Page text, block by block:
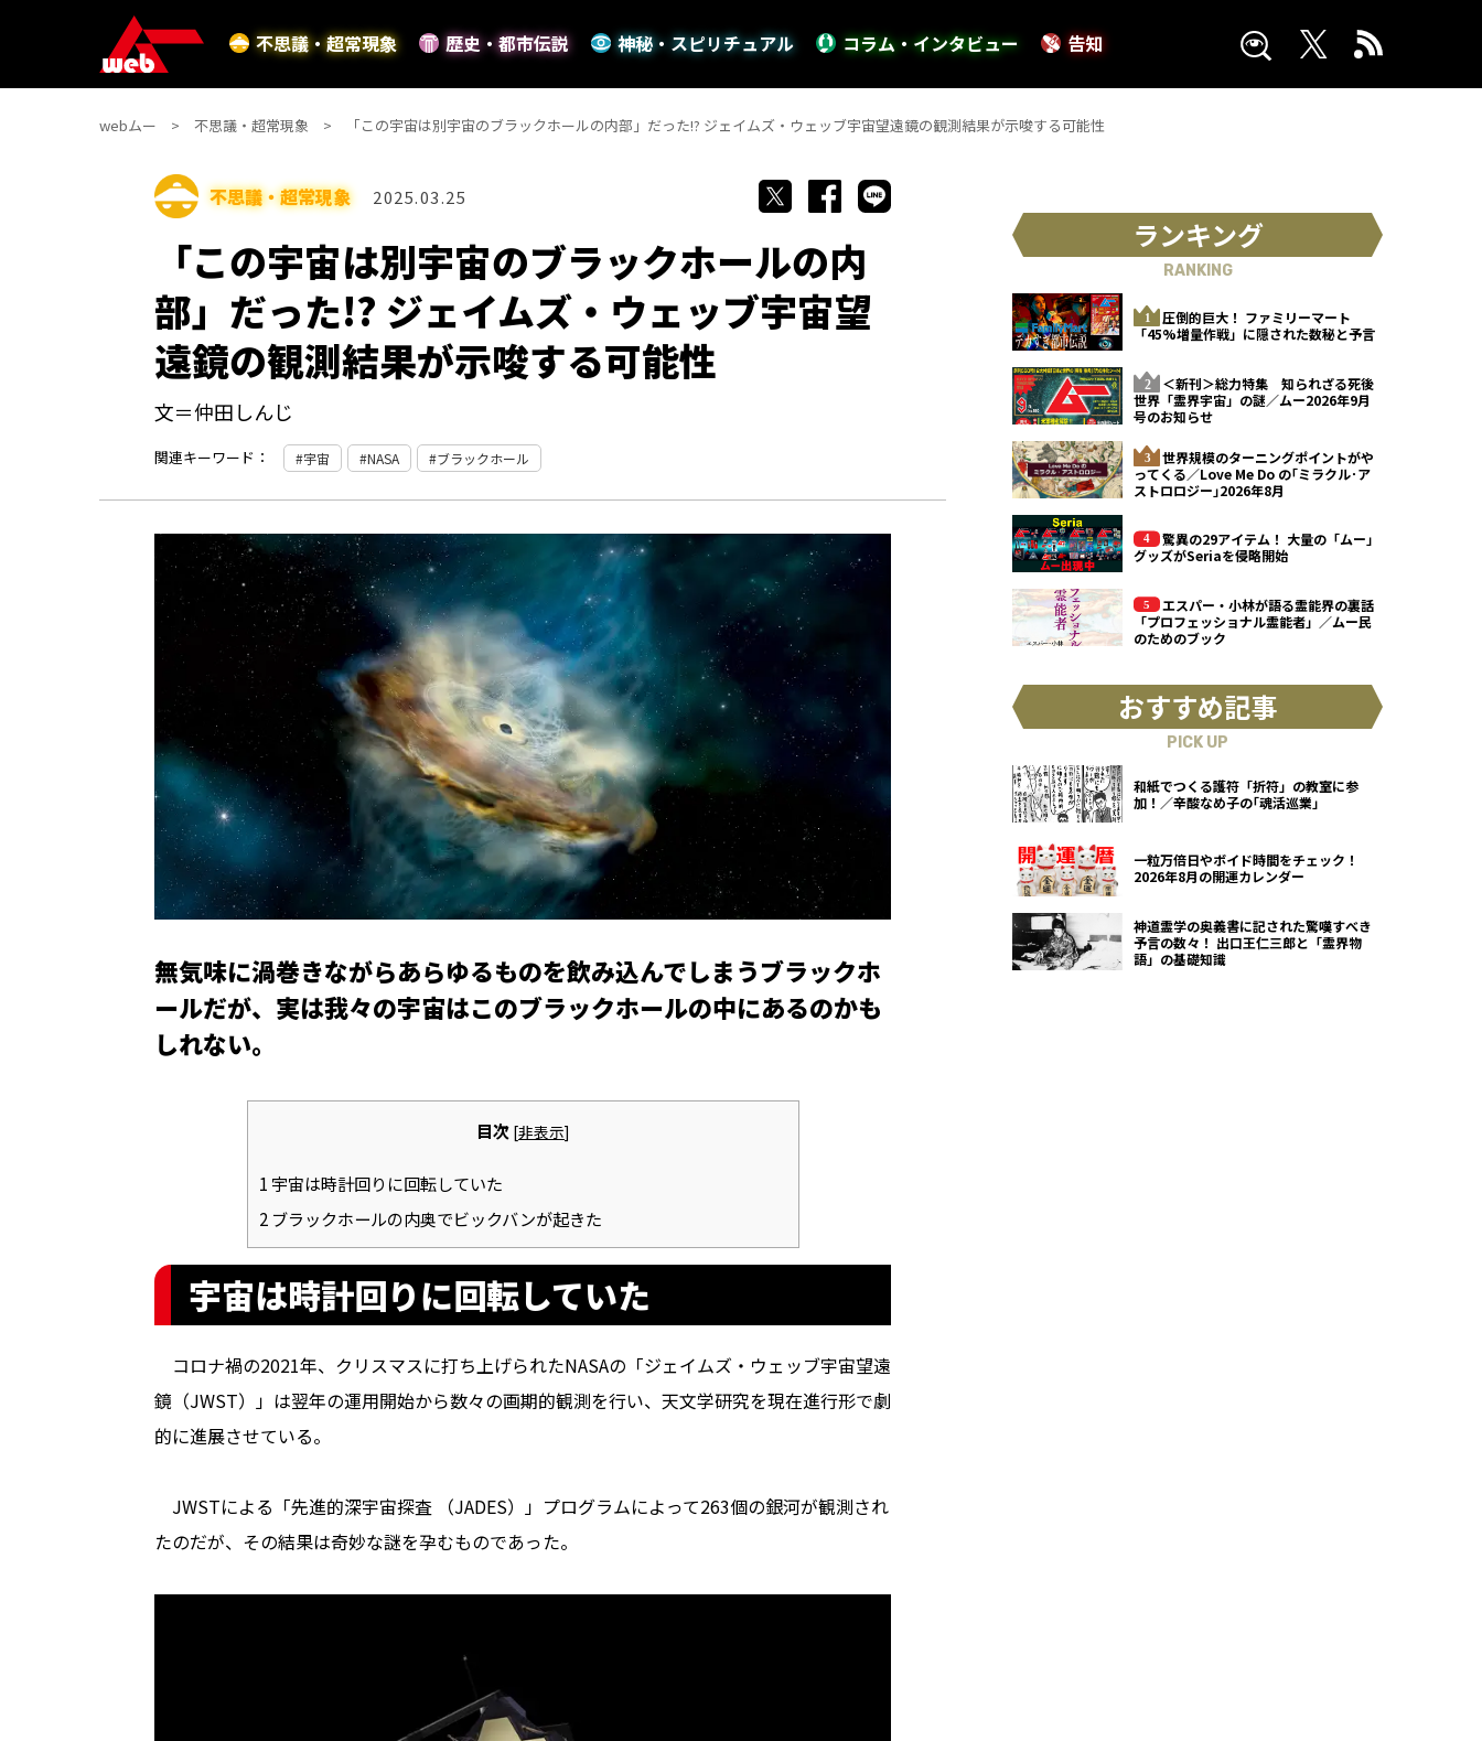
不思議・超常現象 歴史・都市伝説 神秘・スピリチュアル コラム・インタビュー 告知
webムー 不思議・超常現象 「この宇宙は別宇宙のブラックホールの内部」だった!? ジェイムズ・ウェッブ宇宙望遠鏡の観測結果が示唆する可能性
不思議・超常現象 2025.03.25
「この宇宙は別宇宙のブラックホールの内
部」だった!? ジェイムズ・ウェッブ宇宙望
遠鏡の観測結果が示唆する可能性
文＝仲田しんじ
関連キーワード： 宇宙 NASA ブラックホール
無気味に渦巻きながらあらゆるものを飲み込んでしまうブラックホ
ールだが、実は我々の宇宙はこのブラックホールの中にあるのかも
しれない――。
目次 [非表示]
1 宇宙は時計回りに回転していた
2ブラックホールの内奥でビックバンが起きた
宇宙は時計回りに回転していた
コロナ禍の2021年、クリスマスに打ち上げられたNASAの「ジェイムズ・ウェッブ宇宙望遠
鏡（JWST）」は翌年の運用開始から数々の画期的観測を行い、天文学研究を現在進行形で劇
的に進展させている。
JWSTによる「先進的深宇宙探査 （JADES）」プログラムによって263個の銀河が観測され
たのだが、その結果は奇妙な謎を孕むものであった。
ランキング
RANKING
圧倒的巨大！ ファミリーマート
「45%増量作戦」に隠された数秘と予言
＜新刊＞総力特集 知られざる死後
世界「霊界宇宙」の謎／ムー2026年9月
号のお知らせ
世界規模のターニングポイントがや
ってくる／Love Me Do の｢ミラクル･ア
ストロロジー｣2026年8月
驚異の29アイテム！ 大量の「ムー」
グッズがSeriaを侵略開始
エスパー・小林が語る霊能界の裏話
「プロフェッショナル霊能者」／ムー民
のためのブック
おすすめ記事
PICK UP
和紙でつくる護符「折符」の教室に参
加！／辛酸なめ子の｢魂活巡業｣
一粒万倍日やボイド時間をチェック！
2026年8月の開運カレンダー
神道霊学の奥義書に記された驚嘆すべき
予言の数々！ 出口王仁三郎と「霊界物
語」の基礎知識